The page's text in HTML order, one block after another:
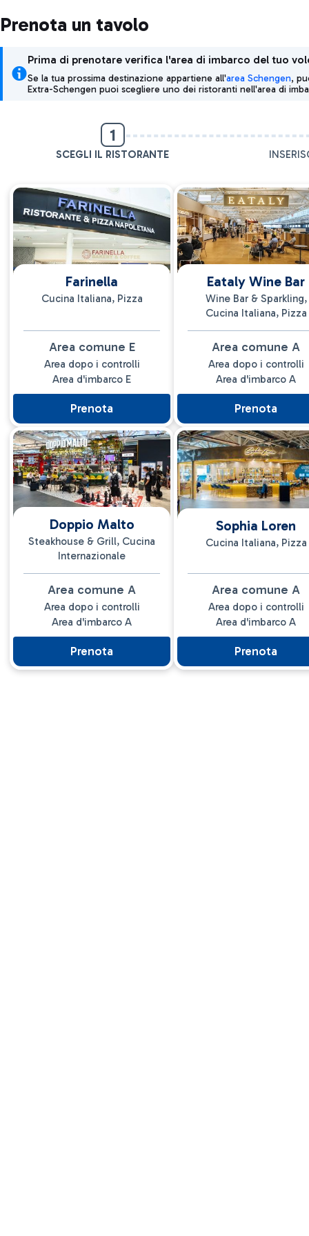
Prenota un tavolo
Prima di prenotare verifica l'area di imbarco del tuo
Se la tua prossima destinazione appartiene all'area Schengen,
Extra-Schengen puoi scegliere uno dei ristoranti nell'area di
1
SCEGLI IL RISTORANTE
Farinella
Cucina Italiana, Pizza
Area comune E
Area dopo i controlli
Area d'imbarco E
Prenota
Eataly Wine Bar
Wine Bar & Sparkling,
Cucina Italiana, Pizza
Area comune A
Area dopo i controlli
Area d'imbarco A
Prenota
Doppio Malto
Steakhouse & Grill, Cucina
Internazionale
Area comune A
Area dopo i controlli
Area d'imbarco A
Prenota
Sophia Loren
Cucina Italiana, Pizza
Area comune A
Area dopo i controlli
Area d'imbarco A
Prenota